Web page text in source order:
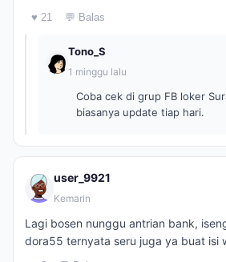
♥ 21 💬 Balas
Tono_S
1 minggu lalu
Coba cek di grup FB loker
biasanya update tiap hari.
user_9921
Kemarin
Lagi bosen nunggu antrian bank,
dora55 ternyata seru juga ya buat isi